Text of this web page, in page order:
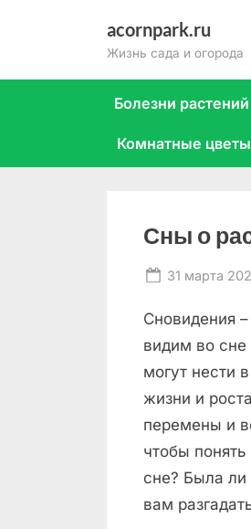
acornpark.ru
Жизнь сада и огорода
Болезни растений
Комнатные цветы
Сны о
Posted
31 марта
Сновидения
видим во
могут нести
жизни и
перемены и
чтобы
сне? Была ли
вам